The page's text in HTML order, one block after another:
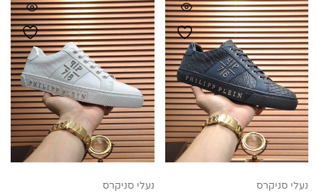
נעלי סניקרס נעלי סניקרס